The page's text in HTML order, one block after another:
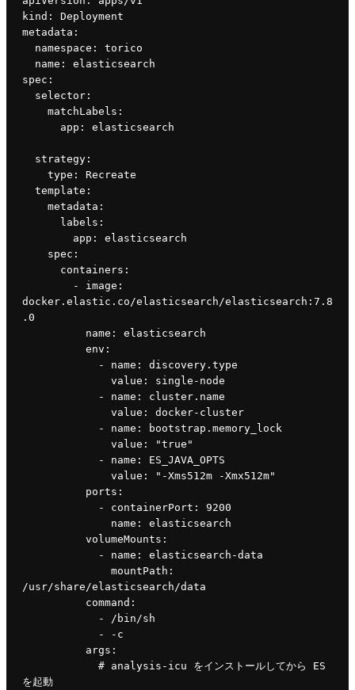
kind : Deployment
metadata :
namespace : torico
name : elasticsearch
spec :
selector:
matchLabels :
app : elasticsearch
strategy:
type : Recreate
template :
metadata :
labels :
app : elasticsearch
spec :
containers :
        -
image :
docker.elastic.co/elasticsearch/elasticsearch:7.8
.0
name : elasticsearch
env :
            -
name : discovery.type
value : single-node
            -
name : cluster.name
value : docker-cluster
            -
name : bootstrap.memory_lock
value :
"true"
- name : ES_JAVA_OPTS
value :
"-Xms512m -Xmx512m"
ports :
            -
containerPort : 9200
name : elasticsearch
volumeMounts :
            -
name : elasticsearch-data
mountPath :
/usr/share/elasticsearch/data
command :
            - /bin/sh
            - -c
args :
# analysis-icu をインストールしてから ES
を起動